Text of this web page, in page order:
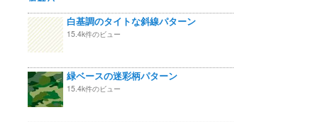
白基調のタイトな斜線パターン
15.4k件のビュー
緑ベースの迷彩柄パターン
15.4k件のビュー